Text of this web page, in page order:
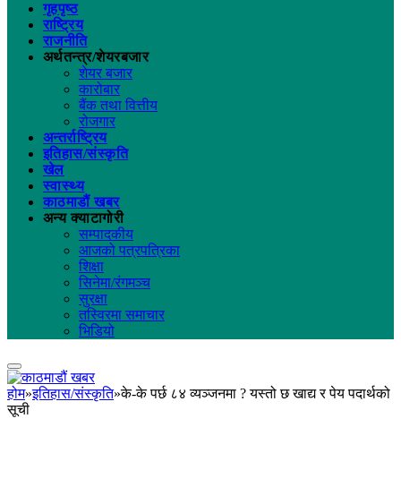
गृहपृष्ठ
राष्ट्रिय
राजनीति
अर्थतन्त्र/शेयरबजार
शेयर बजार
कारोबार
बैंक तथा वित्तीय
रोजगार
अन्तर्राष्ट्रिय
इतिहास/संस्कृति
खेल
स्वास्थ्य
काठमाडौं खबर
अन्य क्याटागोरी
सम्पादकीय
आजको पत्रपत्रिका
शिक्षा
सिनेमा/रंगमञ्च
सुरक्षा
तस्विरमा समाचार
भिडियो
होम»इतिहास/संस्कृति»के-के पर्छ ८४ व्यञ्जनमा ? यस्तो छ खाद्य र पेय पदार्थको
सूची